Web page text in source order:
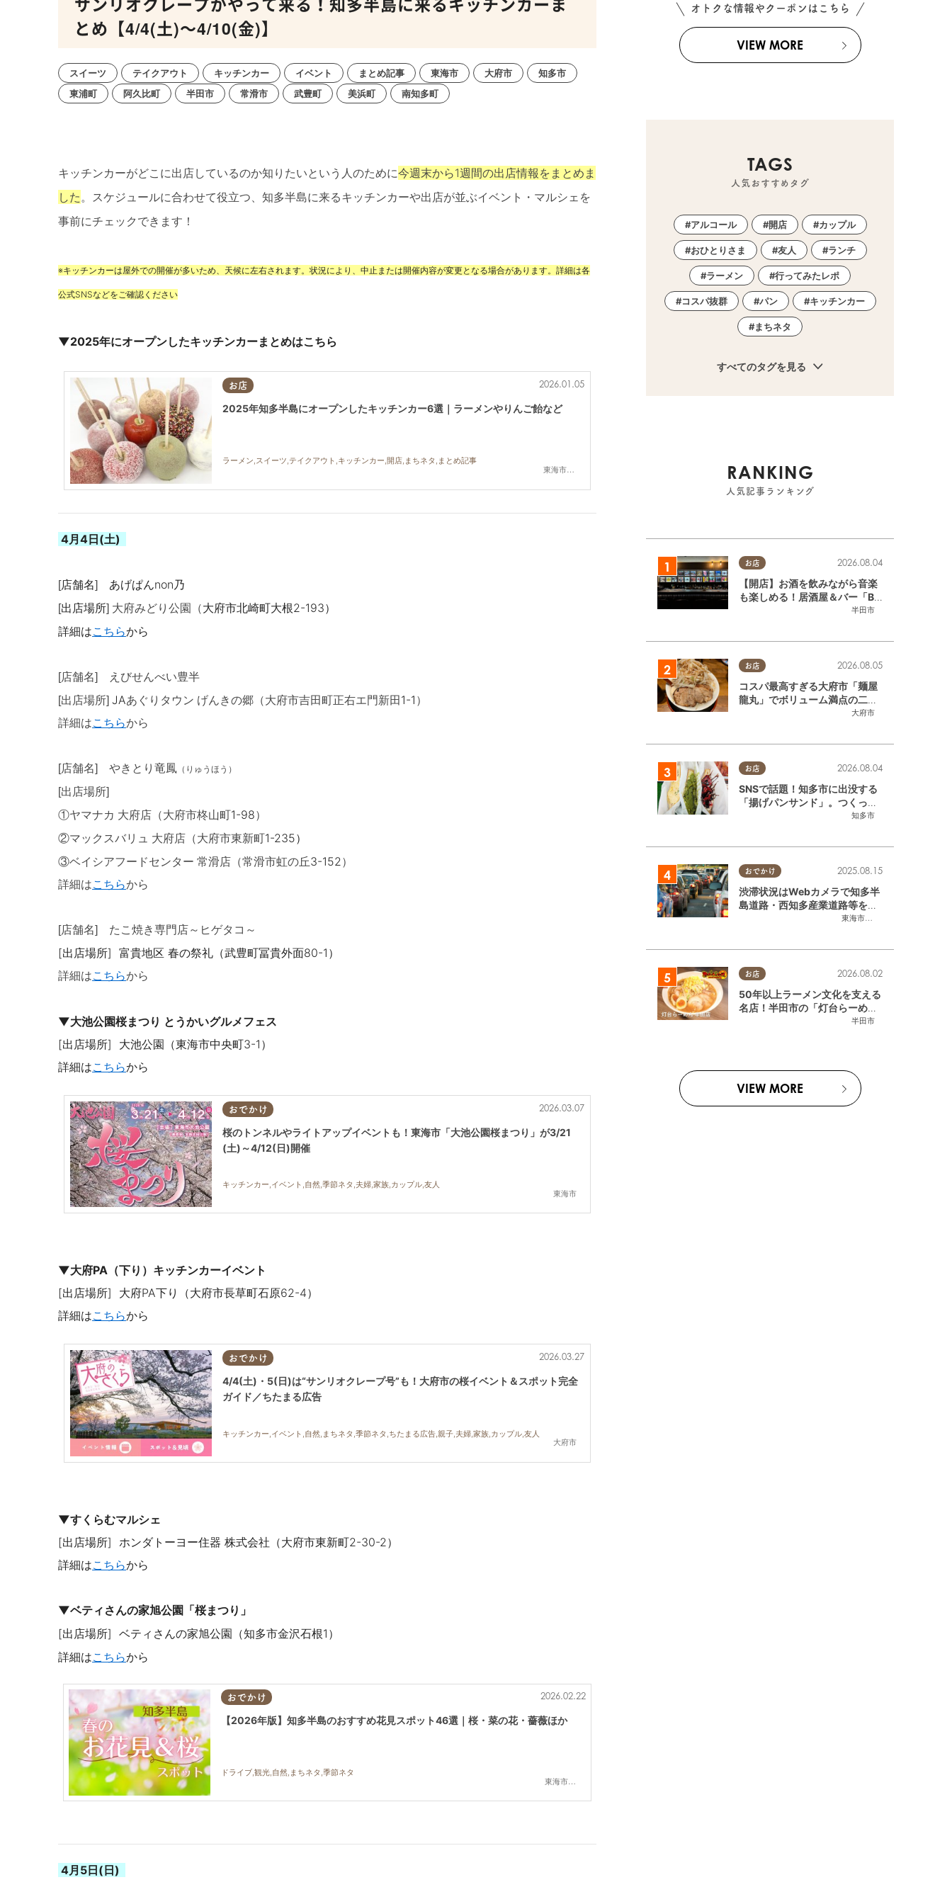
とめ【4/4(土)～4/10(金)】
スイーツ テイクアウト キッチンカー イベント まとめ記事 東海市 大府市
知多市
東浦町
阿久比町 半田市 常滑市 武豊町 美浜町 南知多町
キッチンカーがどこに出店しているのか知りたいという人のために今週末から1週間の出店情報をまとめま
した。スケジュールに合わせて役立つ、知多半島に来るキッチンカーや出店が並ぶイベント・マルシェを
事前にチェックできます！
※キッチンカーは屋外での開催が多いため、天候に左右されます。状況により、中止または開催内容が変更となる場合があります。詳細は各
公式SNSなどをご確認ください
▼2025年にオープンしたキッチンカーまとめはこちら
お店
東海市,知多市,阿久比町,武豊町,美浜町,南知多町
2026.01.05
2025年知多半島にオープンしたキッチンカー6選｜ラーメンやりんご飴など
ラーメン,スイーツ,テイクアウト,キッチンカー,開店,まちネタ,まとめ記事
4月4日(土)
[店舗名] あげぱんnon乃
[出店場所] 大府みどり公園（大府市北崎町大根2-193）
詳細はこちらから
[店舗名] えびせんべい豊半
[出店場所] JAあぐりタウン げんきの郷（大府市吉田町正右エ門新田 1-1 ）
詳細はこち らから
[店舗名] やきとり竜鳳 （りゅうほう）
[出店場所]
①ヤマナカ 大府店（大府市柊山町1-98）
②マックスバリュ 大府店（大府市東新町1-235）
③ベイシアフードセンター 常滑店（常滑市虹の丘3-152）
詳細はこちらから
[店舗名] たこ焼き専門店～ヒゲタコ～
[出店場所] 富貴地区 春の祭礼（武豊町冨貴外面80-1 ）
詳細はこちらから
▼大池公園桜まつり とうかいグルメフェス
[出店場所] 大池公園（東海市中央町3-1 ）
詳細はこちらから
おでかけ
東海市
2026.03.07
桜のトンネルやライトアップイベントも！東海市「大池公園桜まつり」が3/21
(土)～4/12(日)開催
キッチンカー,イベント,自然,季節ネタ,夫婦,家族,カップル,友人
▼大府PA（下り）キッチンカーイベント
[出店場所] 大府PA下り（大府市長草町石原62-4）
詳細はこちらから
おでかけ
大府市
2026.03.27
4/4(土)・5(日)は“サンリオクレープ号”も！大府市の桜イベント＆スポット完全
ガイド／ちたまる広告
キッチンカー,イベント,自然,まちネタ,季節ネタ,ちたまる広告,親子,夫婦,家族,カップル,友人
▼すくらむマルシェ
[出店場所] ホンダトーヨー住器 株式会社（大府市東新町2-30-2）
詳細はこちらから
▼ベティさんの家旭公園 「桜まつり」
[出店場所] ベティさんの家旭公園（知多市金沢石根1 ）
詳細はこちらから
おでかけ
東海市,大府市,知多市,東浦町,阿久比町,半田市,常滑市,武豊町,美浜町,南知多町
2026.02.22
【2026年版】知多半島のおすすめ花見スポット46選｜桜・菜の花・薔薇ほか
ドライブ,観光,自然,まちネタ,季節ネタ
4月5日(日)
オトクな情報やクーポンはこちら
VIEW MORE
TAGS
人気おすすめタグ
アルコール 開店 カップル
おひとりさま 友人 ランチ
ラーメン 行ってみたレポ
コスパ抜群 パン キッチンカー
まちネタ
すべてのタグを見る
RANKING
人気記事ランキング
お店
半田市
2026.08.04
【開店】お酒を飲みながら音楽
も楽しめる！居酒屋＆バー「BL
OOMY（ブルーミー）」が7/3
お店
大府市
2026.08.05
コスパ最高すぎる大府市「麺屋
龍丸」でボリューム満点の二郎
系ラーメンを堪能してきた
お店
知多市
2026.08.04
SNSで話題！知多市に出没する
「揚げパンサンド」。つくって
いるのはお祭りお兄さん!?【ち
おでかけ
東海市
,大府市
2025.08.15
渋滞状況はWebカメラで知多半
島道路・西知多産業道路等をチ
お店
半田市
2026.08.02
50年以上ラーメン文化を支える
名店！半田市の「灯台らーめん
半田店」へ【熱血ラーメン伝 8
VIEW MORE